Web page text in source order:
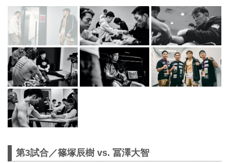
第3試合／篠塚辰樹 vs. 冨澤大智